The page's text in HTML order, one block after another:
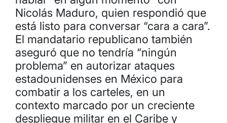
Nicolás Maduro, quien respondió que
está listo para conversar “cara a cara”.
El mandatario republicano también
aseguró que no tendría “ningún
problema” en autorizar ataques
estadounidenses en México para
combatir a los carteles, en un
contexto marcado por un creciente
despliegue militar en el Caribe y